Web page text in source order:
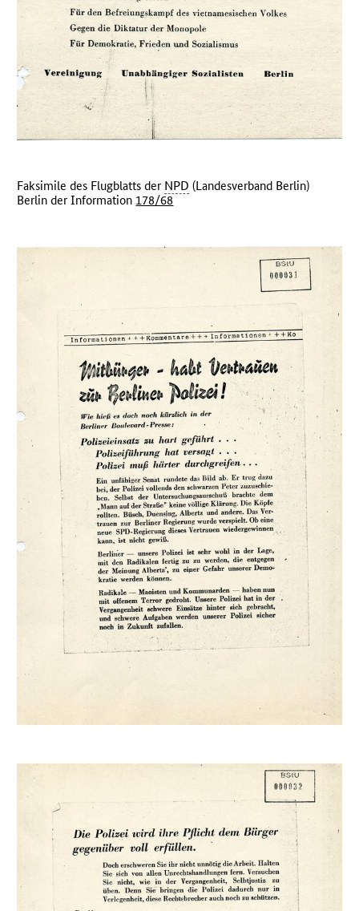
Faksimile des Flugblatts der NPD (Landesverband Berlin)
Berlin der Information 178/68